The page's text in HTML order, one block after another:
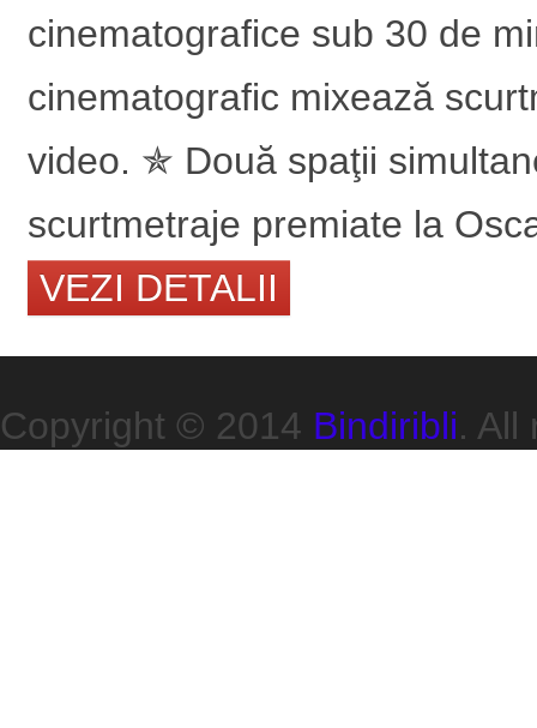
cinematografice sub 30 de
cinematografic mixează
video. ✯ Două spaţii
scurtmetraje premiate la
VEZI DETALII
Copyright © 2014 Bindiribli. All